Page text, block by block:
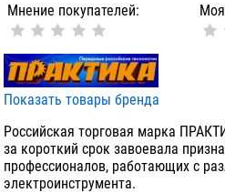
Мнение покупателей:
Показать товары бренда
Российская торговая марка
за короткий срок завоевала
профессионалов, работающих с
электроинструмента.